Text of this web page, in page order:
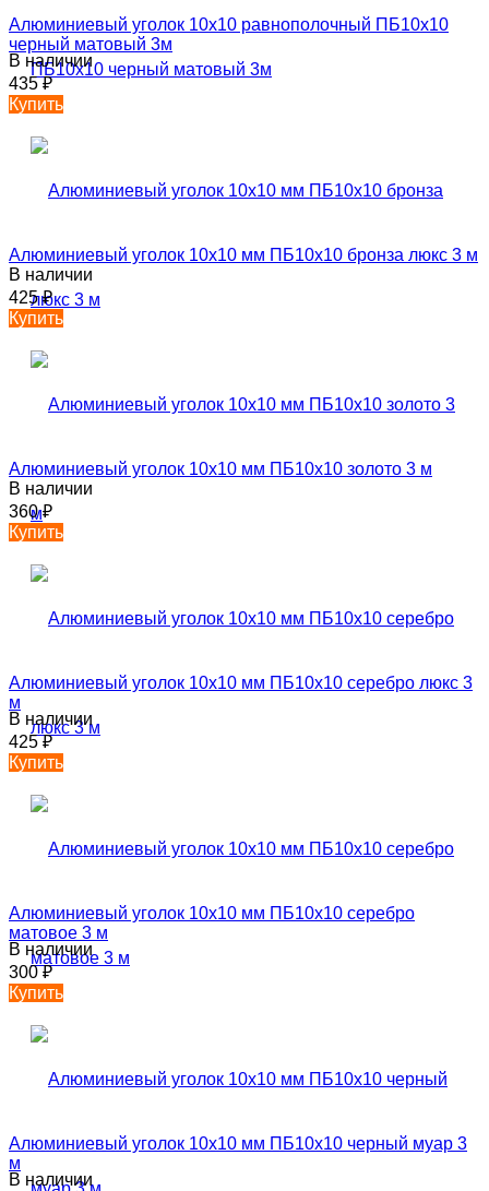
Алюминиевый уголок 10х10 равнополочный ПБ10х10
черный матовый 3м
В наличии
435₽
Купить
Алюминиевый уголок 10х10 мм ПБ10х10 бронза люкс 3 м
В наличии
425₽
Купить
Алюминиевый уголок 10х10 мм ПБ10х10 золото 3 м
В наличии
360₽
Купить
Алюминиевый уголок 10х10 мм ПБ10х10 серебро люкс 3
м
В наличии
425₽
Купить
Алюминиевый уголок 10х10 мм ПБ10х10 серебро
матовое 3 м
В наличии
300₽
Купить
Алюминиевый уголок 10х10 мм ПБ10х10 черный муар 3
м
В наличии